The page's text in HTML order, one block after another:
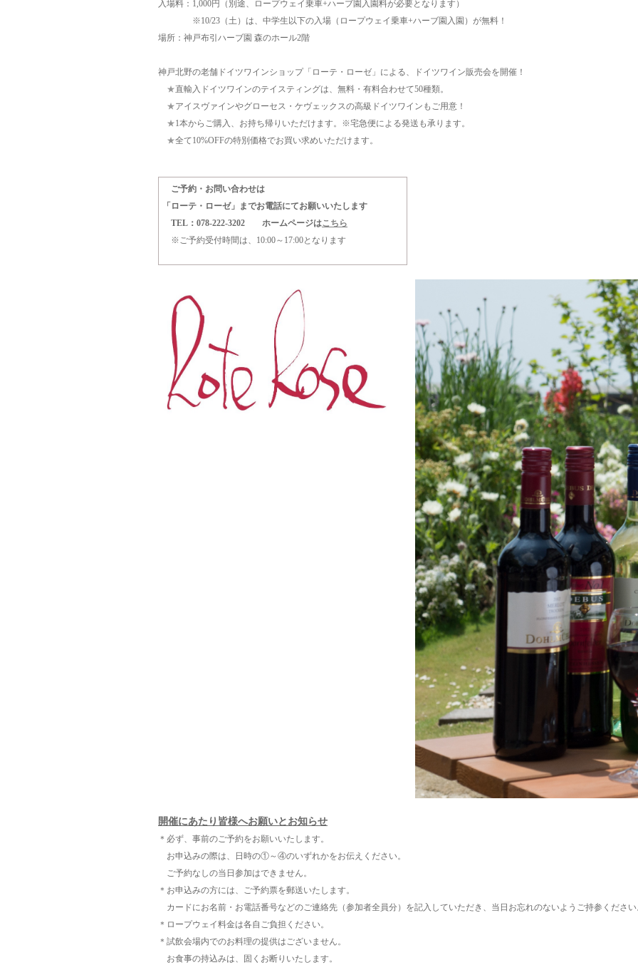
入場料：1,000円（別途、ロープウェイ乗車+ハーブ園入園料が必要となります）
※10/23（土）は、中学生以下の入場（ロープウェイ乗車+ハーブ園入園）が無料！
場所：神戸布引ハーブ園 森のホール2階
神戸北野の老舗ドイツワインショップ「ローテ・ローゼ」による、ドイツワイン販売会を開催！
★直輸入ドイツワインのテイスティングは、無料・有料合わせて50種類。
★アイスヴァインやグローセス・ケヴェックスの高級ドイツワインもご用意！
★1本からご購入、お持ち帰りいただけます。※宅急便による発送も承ります。
★全て10%OFFの特別価格でお買い求めいただけます。
ご予約・お問い合わせは
「ローテ・ローゼ」までお電話にてお願いいたします
TEL：078-222-3202 ホームページはこちら
※ご予約受付時間は、10:00～17:00となります
開催にあたり皆様へお願いとお知らせ
＊必ず、事前のご予約をお願いいたします。
お申込みの際は、日時の①～④のいずれかをお伝えください。
ご予約なしの当日参加はできません。
＊お申込みの方には、ご予約票を郵送いたします。
カードにお名前・お電話番号などのご連絡先（参加者全員分）を記入していただき、当日お忘れのないようご持参くださ
＊ロープウェイ料金は各自ご負担ください。
＊試飲会場内でのお料理の提供はございません。
お食事の持込みは、固くお断りいたします。